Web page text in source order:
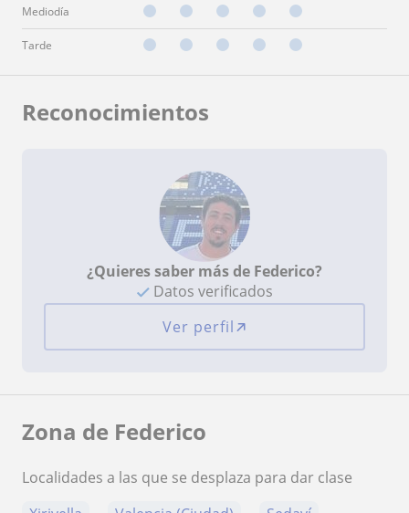
Mediodía
Tarde
Reconocimientos
¿Quieres saber más de Federico?
Datos verificados
Ver perfil
Zona de Federico
Localidades a las que se desplaza para dar clase